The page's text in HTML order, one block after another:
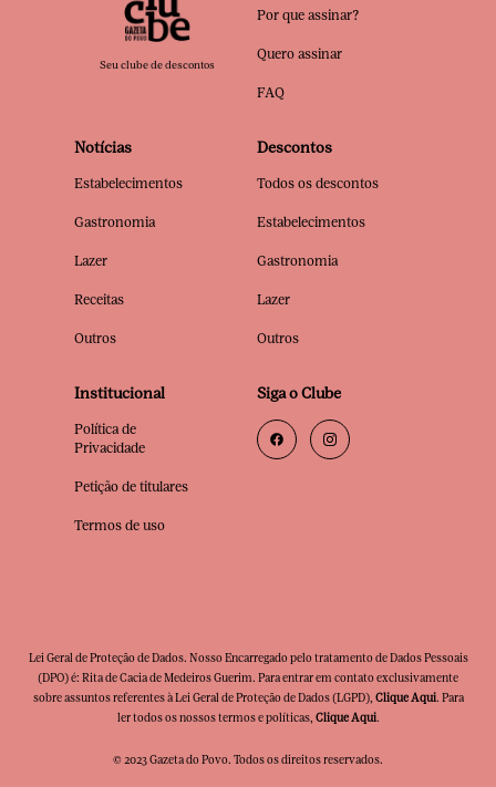
Seu clube de descontos
Por que assinar?
Quero assinar
FAQ
Notícias
Estabelecimentos
Gastronomia
Lazer
Receitas
Outros
Descontos
Todos os descontos
Estabelecimentos
Gastronomia
Lazer
Outros
Institucional
Política de
Privacidade
Petição de titulares
Termos de uso
Siga o Clube
Lei Geral de Proteção de Dados. Nosso Encarregado pelo tratamento de Dados Pessoais
(DPO) é: Rita de Cacia de Medeiros Guerim. Para entrar em contato exclusivamente
sobre assuntos referentes à Lei Geral de Proteção de Dados (LGPD), Clique Aqui. Para
ler todos os nossos termos e políticas, Clique Aqui.
© 2023 Gazeta do Povo. Todos os direitos reservados.